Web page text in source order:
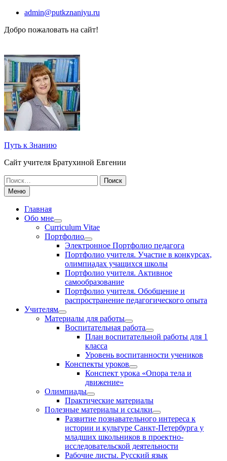
Перейти
содержимому
admin@putkznaniyu.ru
Добро пожаловать на сайт!
Путь к Знанию
Сайт учителя Братухиной Евгении
Поиск
по:Меню
Главная
Обо мне
Curriculum Vitae
Портфолио
Электронное Портфолио педагога
Портфолио учителя. Участие в конкурсах,
олимпиадах учащихся школы
Портфолио учителя. Активное
самообразование
Портфолио учителя. Обобщение и
распространение педагогического опыта
Учителям
Материалы для работы
Воспитательная работа
План воспитательной работы для 1
класса
Уровень воспитанности учеников
Конспекты уроков
Конспект урока «Опора тела и
движение»
Олимпиады
Практические материалы
Полезные материалы и ссылки
Развитие познавательного интереса к
истории и культуре Санкт-Петербурга у
младших школьников в проектно-
исследовательской деятельности
Рабочие листы. Русский язык